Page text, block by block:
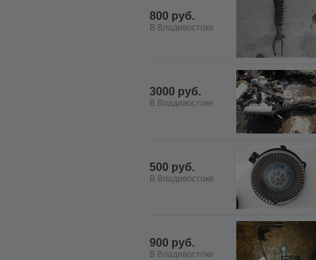
800 руб.
В Владивостоке
3000 руб.
В Владивостоке
500 руб.
В Владивостоке
900 руб.
В Владивостоке